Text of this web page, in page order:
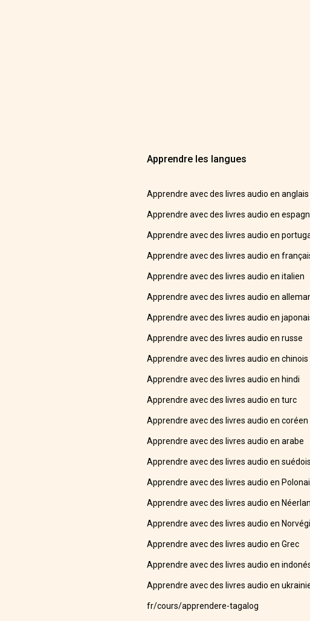
Apprendre les langues
Apprendre avec des livres audio en anglais
Apprendre avec des livres audio en
Apprendre avec des livres audio en
Apprendre avec des livres audio en
Apprendre avec des livres audio en italien
Apprendre avec des livres audio en
Apprendre avec des livres audio en
Apprendre avec des livres audio en russe
Apprendre avec des livres audio en chinois
Apprendre avec des livres audio en hindi
Apprendre avec des livres audio en turc
Apprendre avec des livres audio en coréen
Apprendre avec des livres audio en arabe
Apprendre avec des livres audio en suédois
Apprendre avec des livres audio en
Apprendre avec des livres audio en
Apprendre avec des livres audio en
Apprendre avec des livres audio en Grec
Apprendre avec des livres audio en
Apprendre avec des livres audio en
fr/cours/apprendere-tagalog